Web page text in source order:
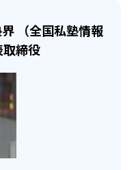
競争したり、励まし合
る。
（全国私塾情報
締役